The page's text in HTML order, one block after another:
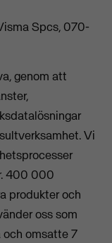
Spcs, 070-
genom att
Vi
400 000
produkter och
oss som
omsatte 7